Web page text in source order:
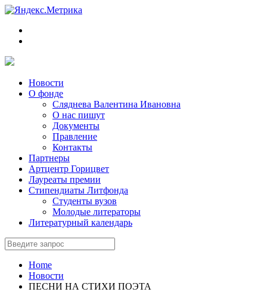
Новости
О фонде
Сляднева Валентина Ивановна
О нас пишут
Документы
Правление
Контакты
Партнеры
Артцентр Горицвет
Лауреаты премии
Стипендиаты Литфонда
Студенты вузов
Молодые литераторы
Литературный календарь
Home
Новости
ПЕСНИ НА СТИХИ ПОЭТА